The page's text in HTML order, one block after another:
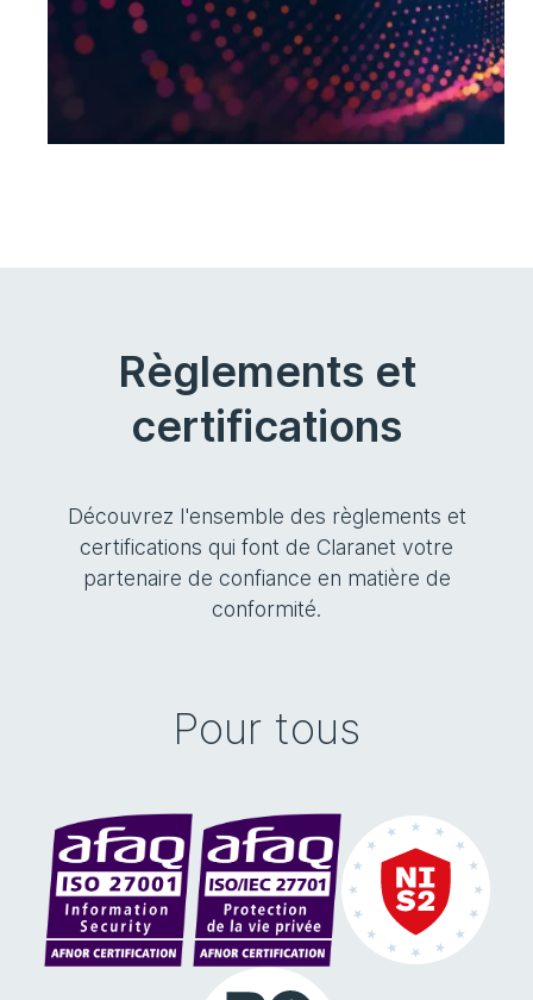
Règlements et
certifications
Découvrez l'ensemble des règlements et
certifications qui font de Claranet votre
partenaire de confiance en matière de
conformité.
Pour tous